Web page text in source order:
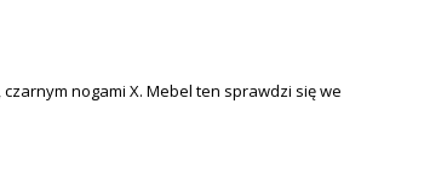
nogami X. Mebel ten sprawdzi się we